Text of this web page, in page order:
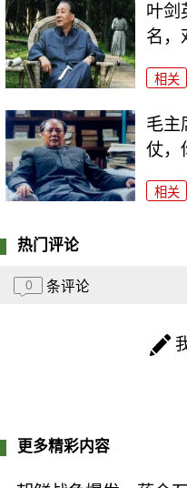
叶剑
名，
相关
毛主
仗，
相关
热门评论
0 条评论
更多精彩内容